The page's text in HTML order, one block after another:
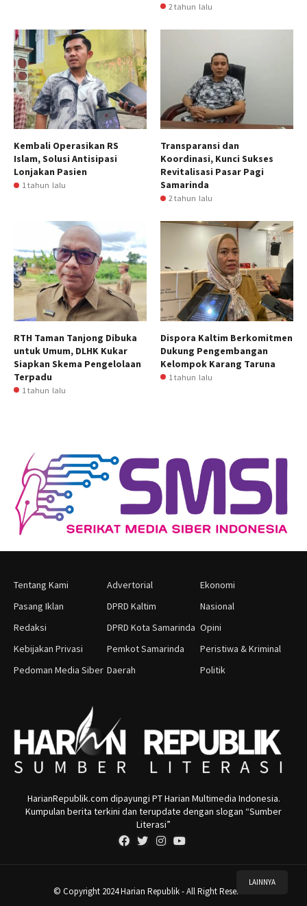
2 tahun lalu
Kembali Operasikan RS
Islam, Solusi Antisipasi
Lonjakan Pasien
1 tahun lalu
Transparansi dan
Koordinasi, Kunci Sukses
Revitalisasi Pasar Pagi
Samarinda
2 tahun lalu
RTH Taman Tanjong Dibuka
untuk Umum, DLHK Kukar
Siapkan Skema Pengelolaan
Terpadu
1 tahun lalu
Dispora Kaltim Berkomitmen
Dukung Pengembangan
Kelompok Karang Taruna
1 tahun lalu
LAINNYA
Tentang Kami
Pasang Iklan
Redaksi
Kebijakan Privasi
Pedoman Media Siber
Advertorial
DPRD Kaltim
DPRD Kota Samarinda
Pemkot Samarinda
Daerah
Ekonomi
Nasional
Opini
Peristiwa & Kriminal
Politik
HarianRepublik.com dipayungi PT Harian Multimedia Indonesia.
Kumpulan berita terkini dan terupdate dengan slogan “Sumber
Literasi”
© Copyright 2024 Harian Republik - All Right Reserved.